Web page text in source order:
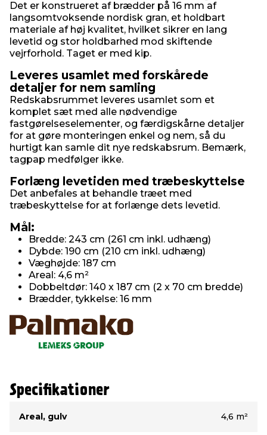
Det er konstrueret af brædder på 16 mm af
langsomtvoksende nordisk gran, et holdbart
materiale af høj kvalitet, hvilket sikrer en lang
levetid og stor holdbarhed mod skiftende
vejrforhold. Taget er med kip.
Leveres usamlet med forskårede
detaljer for nem samling
Redskabsrummet leveres usamlet som et
komplet sæt med alle nødvendige
fastgørelseselementer, og færdigskårne detaljer
for at gøre monteringen enkel og nem, så du
hurtigt kan samle dit nye redskabsrum. Bemærk,
tagpap medfølger ikke.
Forlæng levetiden med træbeskyttelse
Det anbefales at behandle træet med
træbeskyttelse for at forlænge dets levetid.
Mål:
Bredde: 243 cm (261 cm inkl. udhæng)
Dybde: 190 cm (210 cm inkl. udhæng)
Væghøjde: 187 cm
Areal: 4,6 m²
Dobbeltdør: 140 x 187 cm (2 x 70 cm bredde)
Brædder, tykkelse: 16 mm
Specifikationer
Areal, gulv
4,6 m²